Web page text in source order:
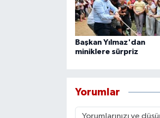
Başkan Yılmaz'dan
miniklere sürpriz
Yorumlar